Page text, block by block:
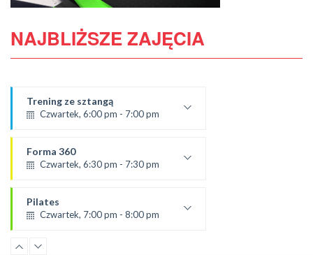
NAJBLIŻSZE ZAJĘCIA
Trening ze sztangą
Czwartek, 6:00 pm - 7:00 pm
prowadząca:
Karolina
Forma 360
Czwartek, 6:30 pm - 7:30 pm
Ola C.
SALA 1
Pilates
Czwartek, 7:00 pm - 8:00 pm
Żaneta
Trening obwodowy